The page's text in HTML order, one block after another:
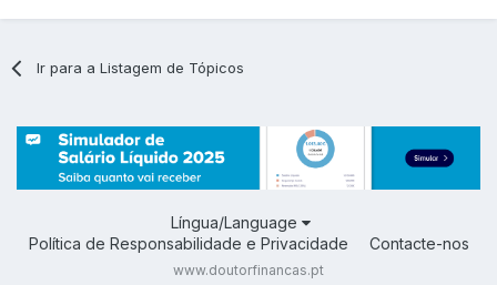
Ir para a Listagem de Tópicos
Língua/Language
Política de Responsabilidade e Privacidade
Contacte-nos
www.doutorfinancas.pt